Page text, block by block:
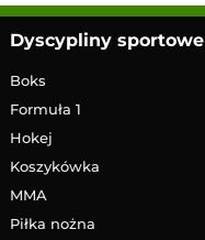
Dyscypliny sportowe
Boks
Formuła 1
Hokej
Koszykówka
MMA
Piłka nożna